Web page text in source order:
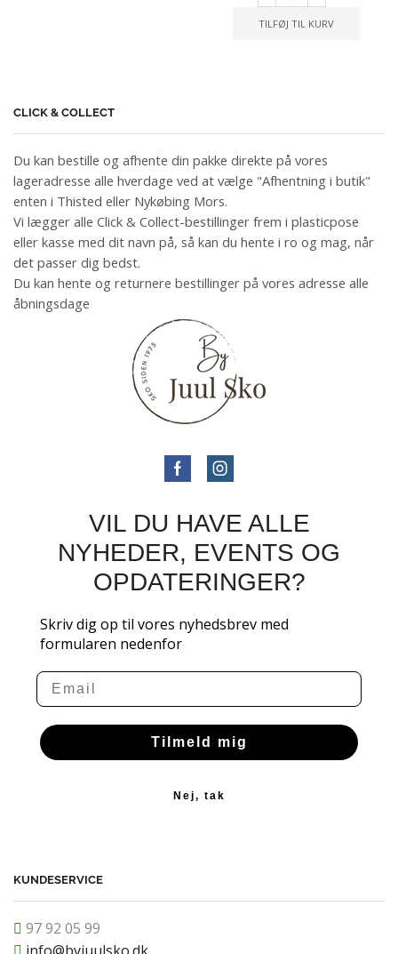
TILFØJ TIL KURV
CLICK & COLLECT
Du kan bestille og afhente din pakke direkte på vores
lageradresse alle hverdage ved at vælge "Afhentning i butik"
enten i Thisted eller Nykøbing Mors.
Vi lægger alle Click & Collect-bestillinger frem i plasticpose
eller kasse med dit navn på, så kan du hente i ro og mag, når
det passer dig bedst.
Du kan hente og returnere bestillinger på vores adresse alle
åbningsdage
VIL DU HAVE ALLE
NYHEDER, EVENTS OG
OPDATERINGER?
Skriv dig op til vores nyhedsbrev med
formularen nedenfor
Email
Tilmeld mig
Nej, tak
KUNDESERVICE
97 92 05 99